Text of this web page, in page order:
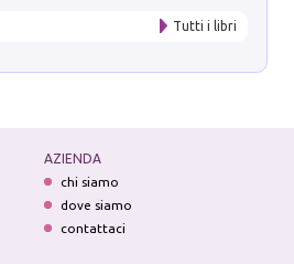
Tutti i libri
AZIENDA
chi siamo
dove siamo
contattaci